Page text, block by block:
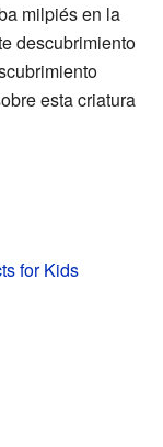
milpiés en la
descubrimiento
esta criatura
for Kids